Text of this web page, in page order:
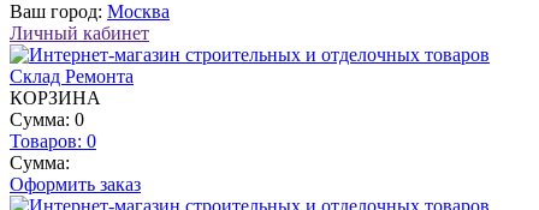
Ваш город: Москва
Личный кабинет
КОРЗИНА
Сумма: 0
Товаров: 0
Сумма:
Оформить заказ